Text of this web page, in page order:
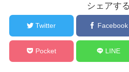
シェアする
Twitter Facebook
Pocket LINE